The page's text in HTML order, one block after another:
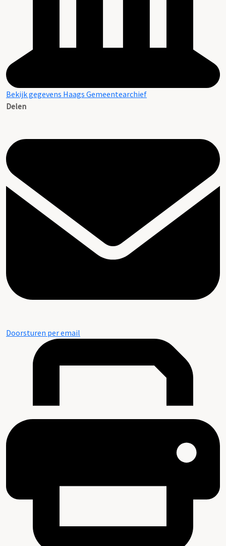
Bekijk gegevens Haags Gemeentearchief
Delen
Doorsturen per email